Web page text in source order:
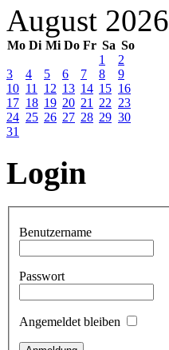
August 2026
Mo Di Mi Do Fr Sa So
1
2
3
4 5 6 7 8
9
10 11 12 13 14 15 16
17 18 19 20 21 22 23
24 25 26 27 28 29 30
31
Login
Benutzername
Passwort
Angemeldet bleiben